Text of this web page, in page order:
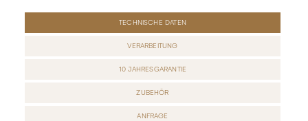
TECHNISCHE DATEN
VERARBEITUNG
10 JAHRESGARANTIE
ZUBEHÖR
ANFRAGE